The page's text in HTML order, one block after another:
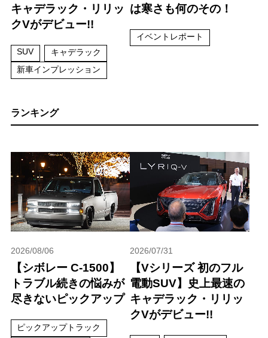
キャデラック・リリッ
クVがデビュー!!
SUV
キャデラック
新車インプレッション
は寒さも何のその！
イベントレポート
ランキング
2026/08/06
【シボレー C-1500】
トラブル続きの悩みが
尽きないピックアップ
ピックアップトラック
2026/07/31
【Vシリーズ 初のフル
電動SUV】史上最速の
キャデラック・リリッ
クVがデビュー!!